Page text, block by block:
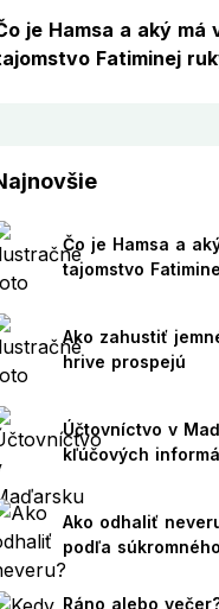
je Hamsa a aký má
Fatiminej
Čo je Hamsa a
tajomstvo
Ako zahustiť
hrive prospejú
Účtovníctvo v
kľúčových
Ako odhaliť
podľa
Ráno alebo